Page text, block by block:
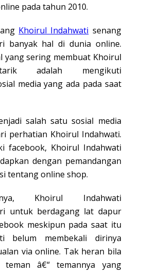
pada tahun 2010.
Khoirul Indahwati senang
banyak hal di dunia online.
yang sering membuat Khoirul
adalah mengikuti
media yang ada pada saat
salah satu sosial media
perhatian Khoirul Indahwati.
facebook, Khoirul Indahwati
dengan pemandangan
tentang online shop.
Khoirul Indahwati
untuk berdagang lat dapur
meskipun pada saat itu
belum membekali dirinya
via online. Tak heran bila
â€“ temannya yang